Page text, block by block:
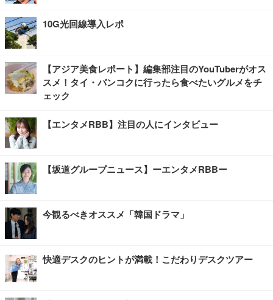
10G光回線導入レポ
【アジア美食レポート】編集部注目のYouTuberがオス
スメ！タイ・バンコクに行ったら食べたいグルメをチ
ェック
【エンタメRBB】注目の人にインタビュー
【坂道グループニュース】ーエンタメRBBー
今観るべきオススメ「韓国ドラマ」
快適デスクのヒントが満載！こだわりデスクツアー